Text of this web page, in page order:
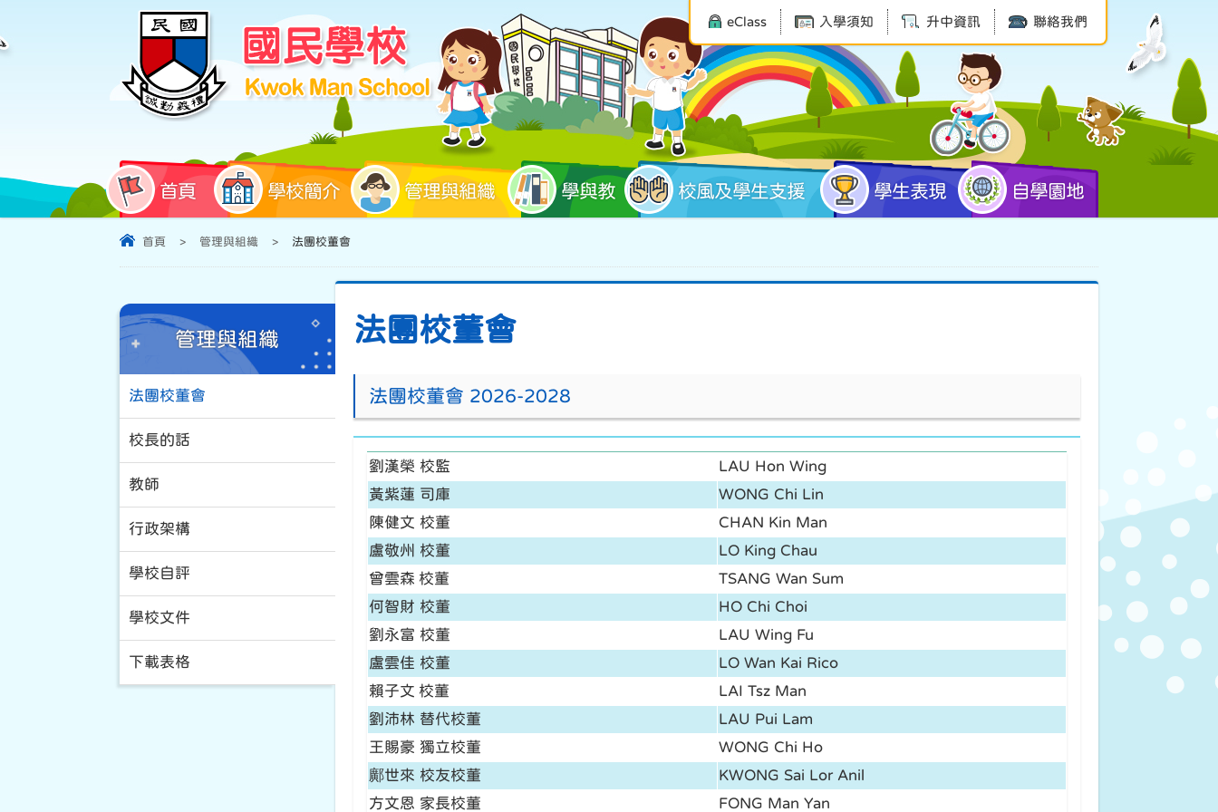
eClass 入學須知 升中資訊 聯絡我們
首頁 學校簡介 管理與組織 學與教 校風及學生支援 學生表現 自學園地
首頁 > 管理與組織 > 法團校董會
法團校董會
法團校董會 2026-2028
劉漢榮 校監
LAU Hon Wing
黃紫蓮 司庫
WONG Chi Lin
陳健文 校董
CHAN Kin Man
盧敬州 校董
LO King Chau
曾雲森 校董
TSANG Wan Sum
何智財 校董
HO Chi Choi
劉永富 校董
LAU Wing Fu
盧雲佳 校董
LO Wan Kai Rico
賴子文 校董
LAI Tsz Man
劉沛林 替代校董
LAU Pui Lam
王賜豪 獨立校董
WONG Chi Ho
鄺世來 校友校董
KWONG Sai Lor Anil
方文恩 家長校董
FONG Man Yan
管理與組織
法團校董會
校長的話
教師
行政架構
學校自評
學校文件
下載表格